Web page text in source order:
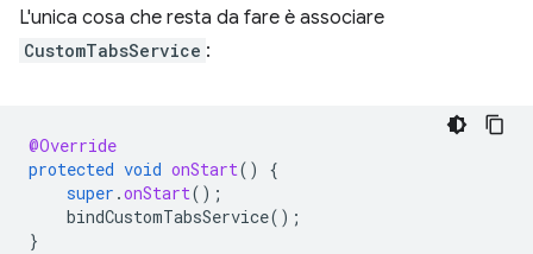
L'unica cosa che resta da fare è associare
CustomTabsService :
@Override
protected void onStart()
{
super .onStart();
bindCustomTabsService();
}